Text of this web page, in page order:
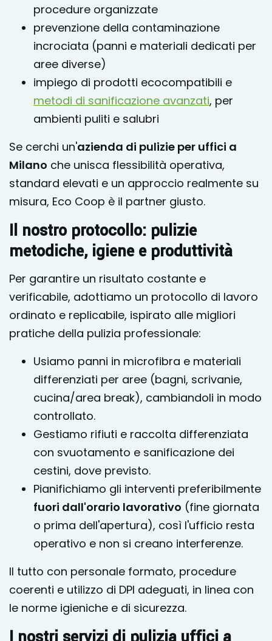
procedure organizzate
prevenzione della contaminazione
incrociata (panni e materiali dedicati per
aree diverse)
impiego di prodotti ecocompatibili e
metodi di sanificazione avanzati, per
ambienti puliti e salubri
Se cerchi un'azienda di pulizie per uffici a
Milano che unisca flessibilità operativa,
standard elevati e un approccio realmente su
misura, Eco Coop è il partner giusto.
Il nostro protocollo: pulizie
metodiche, igiene e produttività
Per garantire un risultato costante e
verificabile, adottiamo un protocollo di lavoro
ordinato e replicabile, ispirato alle migliori
pratiche della pulizia professionale:
Usiamo panni in microfibra e materiali
differenziati per aree (bagni, scrivanie,
cucina/area break), cambiandoli in modo
controllato.
Gestiamo rifiuti e raccolta differenziata
con svuotamento e sanificazione dei
cestini, dove previsto.
Pianifichiamo gli interventi preferibilmente
fuori dall'orario lavorativo (fine giornata
o prima dell'apertura), così l'ufficio resta
operativo e non si creano interferenze.
Il tutto con personale formato, procedure
coerenti e utilizzo di DPI adeguati, in linea con
le norme igieniche e di sicurezza.